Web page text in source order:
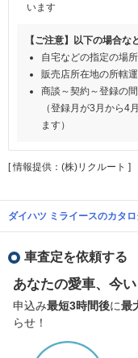
います
【ご注意】以下の場合
自宅などの指定の場
販売店所在地の所轄
商談～契約～登録の
（登録月が3月から4
ます）
[ 情報提供：(株)リクルート ]
ダイハツ ミライースのカタ
車査定を依頼する
あなたの愛車、今い
申込み最短3時間後に最
らせ！